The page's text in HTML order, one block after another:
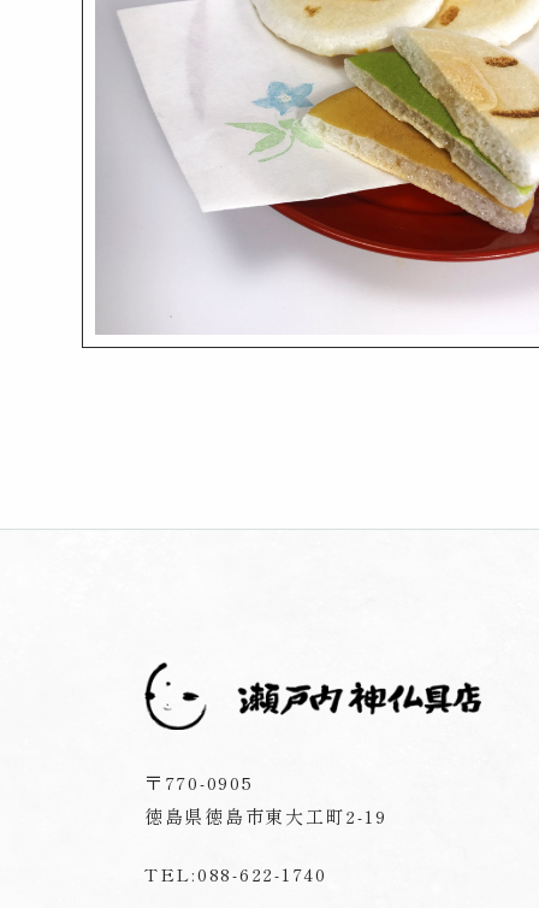
〒770-0905
徳島県徳島市東大工町2-19
TEL:088-622-1740